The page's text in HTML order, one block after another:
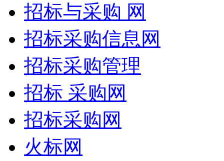
招标与采购 网
招标采购信息网
招标采购管理
招标 采购网
招标采购网
火标网